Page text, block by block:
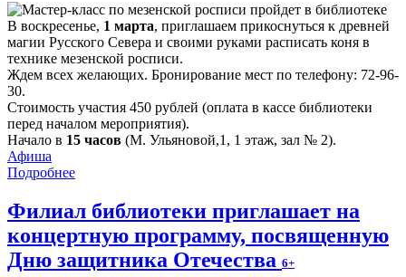
В воскресенье, 1 марта, приглашаем прикоснуться к древней
магии Русского Севера и своими руками расписать коня в
технике мезенской росписи.
Ждем всех желающих. Бронирование мест по телефону: 72-96-
30.
Стоимость участия 450 рублей (оплата в кассе библиотеки
перед началом мероприятия).
Начало в 15 часов (М. Ульяновой,1, 1 этаж, зал № 2).
Афиша
Подробнее
Филиал библиотеки приглашает на
концертную программу, посвященную
Дню защитника Отечества 6+